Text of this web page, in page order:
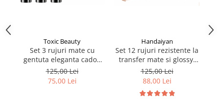
Toxic Beauty
Set 3 rujuri mate cu
gentuta eleganta cadou
produse Vegan cruelty-
free, rosu
125,00 Lei
75,00 Lei
Handaiyan
Set 12 rujuri rezistente la
transfer mate si glossy,
2.5 ml
125,00 Lei
88,00 Lei